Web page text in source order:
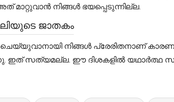
മാറ്റുവാൻ നിങ്ങൾ ഭയപ്പെടുന്നില്ല.
ജാതകം
ചെയ്യുവാനായി നിങ്ങൾ പ്രേരിതനാണ്
സത്യമല്ല. ഈ ദിശകളിൽ യഥാർത്ഥ